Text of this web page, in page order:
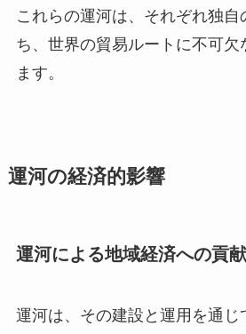
これらの運河は、それぞれ独
ち、世界の貿易ルートに不可欠
ます。
運河の経済的影響
運河による地域経済への貢献
運河は、その建設と運用を通じ